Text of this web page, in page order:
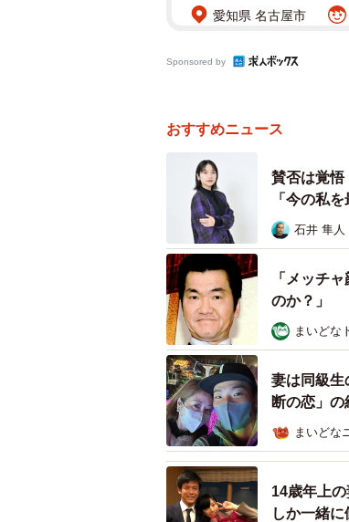
愛知県 名古屋市
Sponsored by
おすすめニュース
賛否は覚
「今の私
石井 隼人
「メッチ
のか？」
まいどな
妻は同級
断の恋」の
まいどな
14歳年上
しか一緒